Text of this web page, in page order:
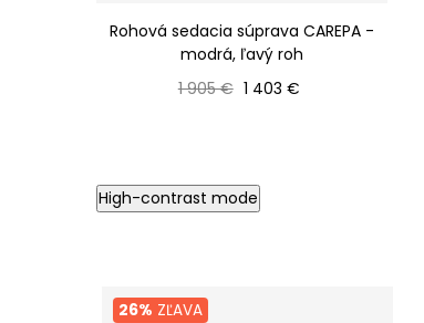
Rohová sedacia súprava CAREPA -
modrá, ľavý roh
Bežná cena
1 905 € Cena
1 403 €
High-contrast mode
26% ZĽAVA